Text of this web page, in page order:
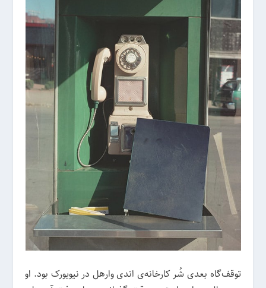
توقف‌گاه بعدی شُر کارخانه‌ی اندی وارهل در نیویورک بود. او